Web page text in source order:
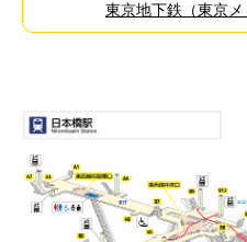
東京地下鉄（東京メ